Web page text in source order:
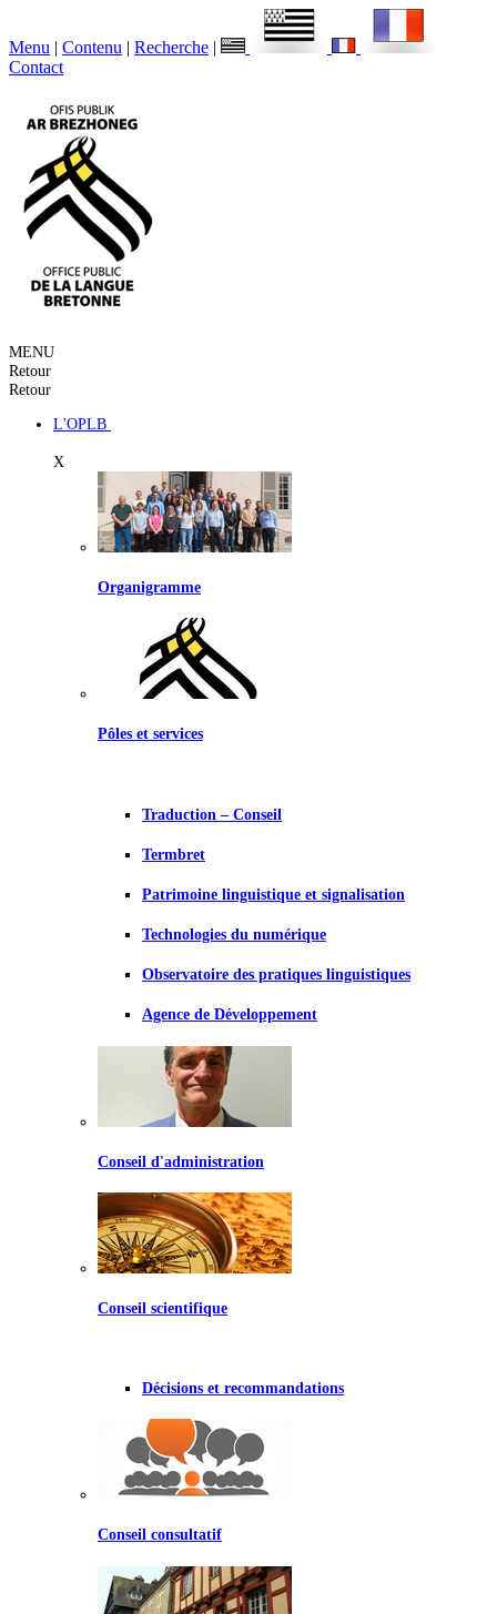
Menu | Contenu | Recherche |
Contact
MENU
Retour
Retour
L'OPLB
X
Organigramme
Pôles et services
Traduction – Conseil
Termbret
Patrimoine linguistique et signalisation
Technologies du numérique
Observatoire des pratiques linguistiques
Agence de Développement
Conseil d'administration
Conseil scientifique
Décisions et recommandations
Conseil consultatif